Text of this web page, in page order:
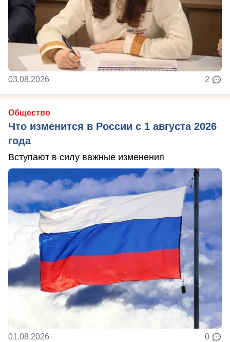
03.08.2026 2
Общество
Что изменится в России с 1 августа 2026
года
Вступают в силу важные изменения
01.08.2026 0